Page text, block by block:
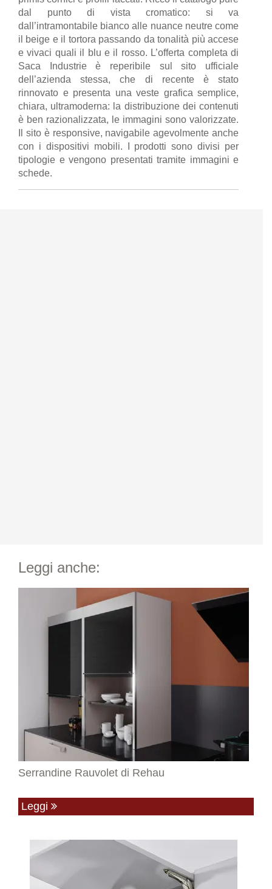
dal punto di vista cromatico: si va
dall’intramontabile bianco alle nuance neutre come
il beige e il tortora passando da tonalità più accese
e vivaci quali il blu e il rosso. L’offerta completa di
Saca Industrie è reperibile sul sito ufficiale
dell’azienda stessa, che di recente è stato
rinnovato e presenta una veste grafica semplice,
chiara, ultramoderna: la distribuzione dei contenuti
è ben razionalizzata, le immagini sono valorizzate.
Il sito è responsive, navigabile agevolmente anche
con i dispositivi mobili. I prodotti sono divisi per
tipologie e vengono presentati tramite immagini e
schede.
Leggi anche:
Serrandine Rauvolet di Rehau
Leggi